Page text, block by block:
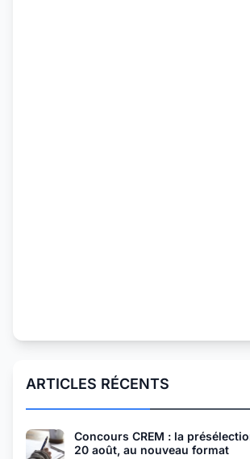
ARTICLES RÉCENTS
Concours CREM : la
20 août, au nouveau format